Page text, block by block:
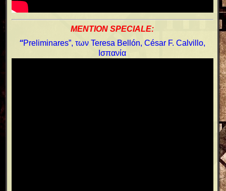
MENTION SPECIALE:
“Preliminares”, των Teresa Bellón, César F. Calvillo,
Ισπανία